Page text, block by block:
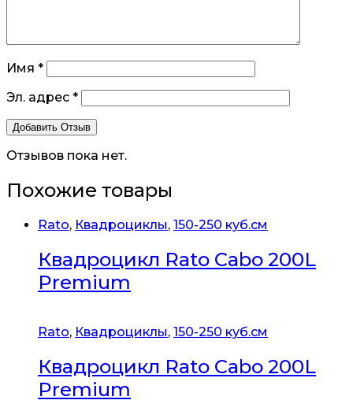
Имя *
Эл. адрес *
Отзывов пока нет.
Похожие товары
Rato, Квадроциклы, 150-250 куб.см
Квадроцикл Rato Cabo 200L
Premium
Rato, Квадроциклы, 150-250 куб.см
Квадроцикл Rato Cabo 200L
Premium